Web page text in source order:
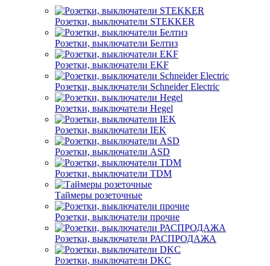
Розетки, выключатели STEKKER
Розетки, выключатели Белтиз
Розетки, выключатели EKF
Розетки, выключатели Schneider Electric
Розетки, выключатели Hegel
Розетки, выключатели IEK
Розетки, выключатели ASD
Розетки, выключатели TDM
Таймеры розеточные
Розетки, выключатели прочие
Розетки, выключатели РАСПРОДАЖА
Розетки, выключатели DKC